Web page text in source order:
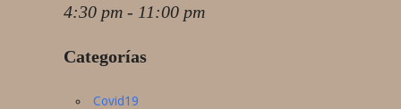
4:30 pm - 11:00 pm
Categorías
Covid19